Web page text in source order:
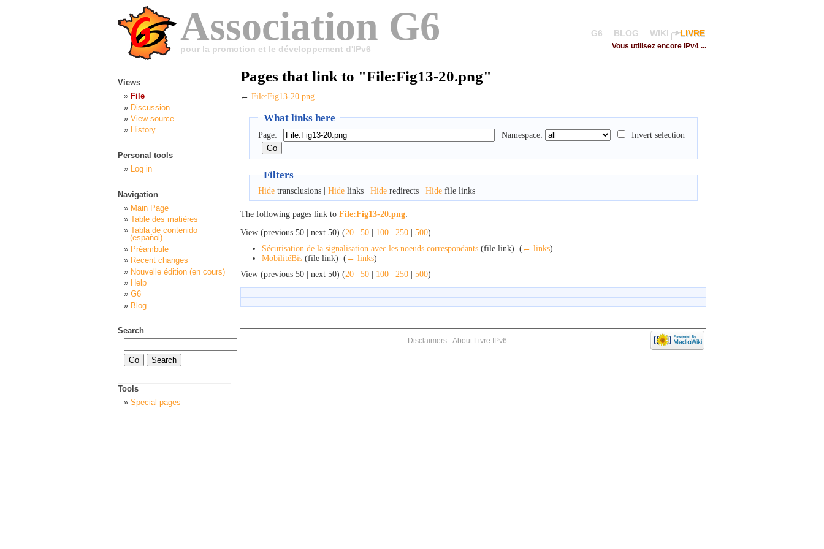
Association G6
pour la promotion et le développement d'IPv6
G6 BLOG WIKI LIVRE
Vous utilisez encore IPv4 ...
Pages that link to "File:Fig13-20.png"
← File:Fig13-20.png
What links here
Page: Namespace: Invert selection
Filters
Hidetransclusions | Hidelinks | Hideredirects | Hidefile links
The following pages link to File:Fig13-20.png:
View (previous 50 | next 50) (20 | 50 | 100 | 250 | 500)
Sécurisation de la signalisation avec les noeuds correspondants (file link) ‎ ( ← links)
MobilitéBis (file link) ‎ ( ← links)
View (previous 50 | next 50) (20 | 50 | 100 | 250 | 500)
Views
File
Discussion
View source
History
Personal tools
Log in
Navigation
Main Page
Table des matières
Tabla de contenido
(español)
Préambule
Recent changes
Nouvelle édition (en cours)
Help
G6
Blog
Search
Tools
Special pages
Disclaimers-About Livre IPv6